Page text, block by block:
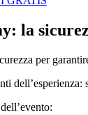
la
per